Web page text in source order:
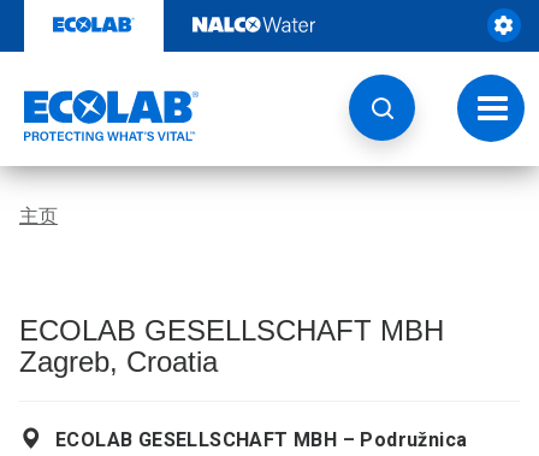
至
切
换
导
航
主页
ECOLAB GESELLSCHAFT MBH
Zagreb, Croatia
ECOLAB GESELLSCHAFT MBH – Podružnica